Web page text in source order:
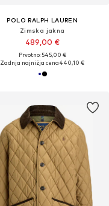
POLO RALPH LAUREN
Zimska jakna
489,00 €
Prvotno: 545,00 €
Zadnja najnižja cena440,10 €